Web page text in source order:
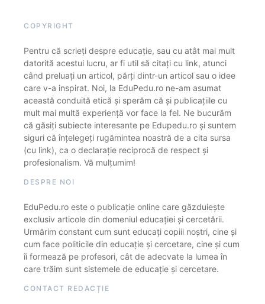
COPYRIGHT
Pentru că scrieți despre educație, sau cu atât mai mult
datorită acestui lucru, ar fi util să citați cu link, atunci
când preluați un articol, părți dintr-un articol sau o idee
care v-a inspirat. Noi, la EduPedu.ro ne-am asumat
această conduită etică și sperăm că și publicațiile cu
mult mai multă experiență vor face la fel. Ne bucurăm
că găsiți subiecte interesante pe Edupedu.ro și suntem
siguri că înțelegeți rugămintea noastră de a cita sursa
(cu link), ca o declarație reciprocă de respect și
profesionalism. Vă mulțumim!
DESPRE NOI
EduPedu.ro este o publicație online care găzduiește
exclusiv articole din domeniul educației și cercetării.
Urmărim constant cum sunt educați copiii noștri, cine și
cum face politicile din educație și cercetare, cine și cum
îi formează pe profesori, cât de adecvate la lumea în
care trăim sunt sistemele de educație și cercetare.
CONTACT REDACȚIE